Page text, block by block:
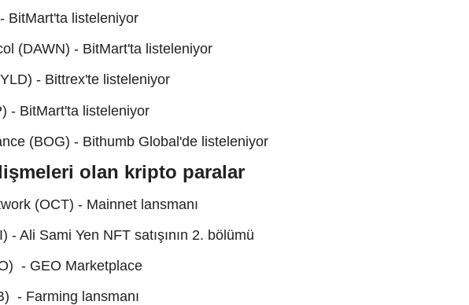
BitMart'ta listeleniyor
(DAWN) - BitMart'ta listeleniyor
- Bittrex'te listeleniyor
- BitMart'ta listeleniyor
(BOG) - Bithumb Global'de listeleniyor
olan kripto paralar
(OCT) - Mainnet lansmanı
- Ali Sami Yen NFT satışının 2. bölümü
- GEO Marketplace
- Farming lansmanı